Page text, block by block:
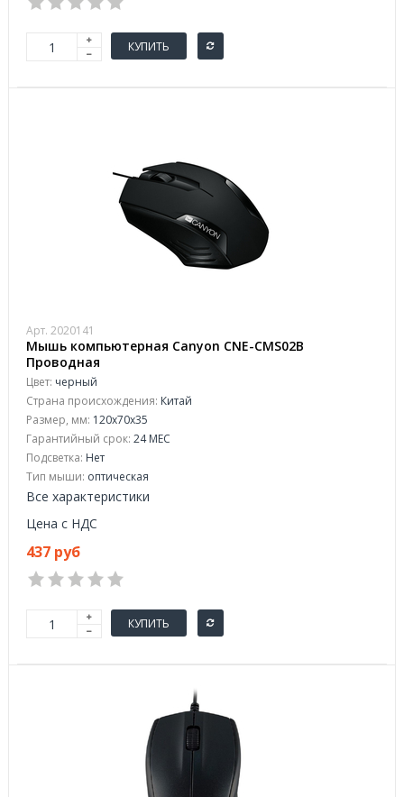
КУПИТЬ
Арт. 2020141
Мышь компьютерная Canyon CNE-CMS02B
Проводная
Цвет: черный
Страна происхождения: Китай
Размер, мм: 120x70x35
Гарантийный срок: 24 МЕС
Подсветка: Нет
Тип мыши: оптическая
Все характеристики
Цена с НДС
437 руб
КУПИТЬ